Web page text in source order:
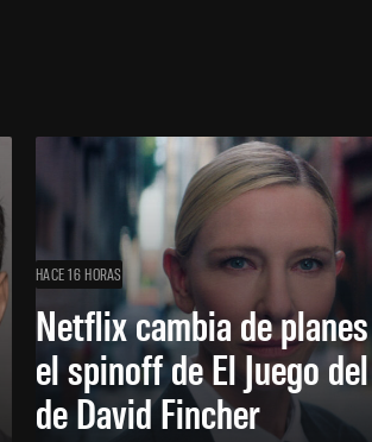
HACE 16 HORAS
Netflix cambia de
el spinoff de El Juego
de David Fincher